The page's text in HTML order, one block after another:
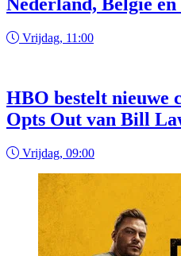
Vrijdag, 11:00
HBO bestelt nieuwe
Opts Out van Bill
Vrijdag, 09:00